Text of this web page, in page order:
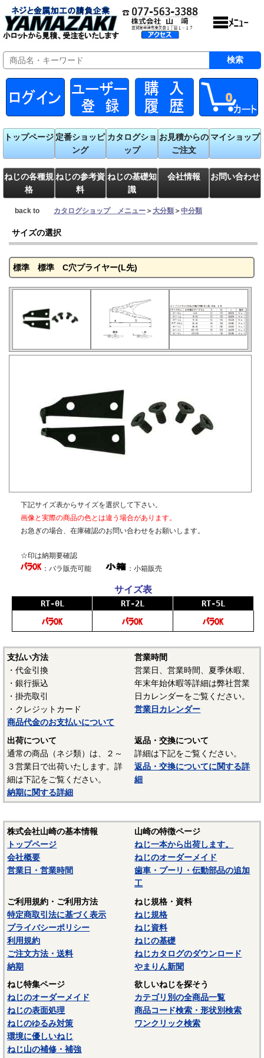
0
トップページ 定番ショッピ
ング
カタログショ
ップ
お見積からの
ご注文
マイショップ
ねじの各種規
格
ねじの参考資
料
ねじの基礎知
識
会社情報 お問い合わせ
back to カタログショップ メニュー ＞大分類 ＞中分類
サイズの選択
標準 標準 C穴プライヤー(L先)
下記サイズ表からサイズを選択して下さい。
画像と実際の商品の色とは違う場合があります。
お急ぎの場合、在庫確認のお問い合わせをお願いします。
☆印は納期要確認
：バラ販売可能
：小箱販売
サイズ表
RT-0L RT-2L RT-5L
支払い方法
・代金引換
・銀行振込
・掛売取引
・クレジットカード
商品代金のお支払いについて
営業時間
営業日、営業時間、夏季休暇、
年末年始休暇等詳細は弊社営業
日カレンダーをご覧ください。
営業日カレンダー
出荷について
通常の商品（ネジ類）は、２～
３営業日で出荷いたします。詳
細は下記をご覧ください。
納期に関する詳細
返品・交換について
詳細は下記をご覧ください。
返品・交換についてに関する詳
細
株式会社山崎の基本情報
トップページ
会社概要
営業日・営業時間
山崎の特徴ページ
ねじ一本から出荷します。
ねじのオーダーメイド
歯車・プーリ・伝動部品の追加
工
ご利用規約・ご利用方法
特定商取引法に基づく表示
プライバシーポリシー
利用規約
ご注文方法・送料
納期
ねじ規格・資料
ねじ規格
ねじ資料
ねじの基礎
ねじカタログのダウンロード
やまりん新聞
ねじ特集ページ
ねじのオーダーメイド
ねじの表面処理
ねじのゆるみ対策
環境に優しいねじ
ねじ山の補修・補強
欲しいねじを探そう
カテゴリ別の全商品一覧
商品コード検索・形状別検索
ワンクリック検索